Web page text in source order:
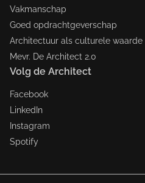
Vakmanschap
Goed opdrachtgeverschap
Architectuur als culturele waarde
Mevr. De Architect 2.0
Volg de Architect
Facebook
LinkedIn
Instagram
Spotify